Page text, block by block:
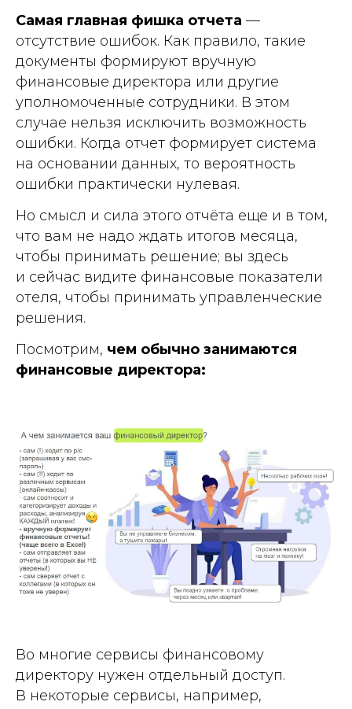
Самая главная фишка отчета —
отсутствие ошибок. Как правило, такие
документы формируют вручную
финансовые директора или другие
уполномоченные сотрудники. В этом
случае нельзя исключить возможность
ошибки. Когда отчет формирует система
на основании данных, то вероятность
ошибки практически нулевая.
Но смысл и сила этого отчёта еще и в том,
что вам не надо ждать итогов месяца,
чтобы прини мать решение; вы здесь
и сейчас видите финансовые показатели
отеля, чтобы принимать управленческие
решения.
Посмотрим, чем обычно занимаются
финансовые директора:
Во м ногие сервисы финансовому
директору нужен отдельный доступ.
В некоторые сервисы, например,